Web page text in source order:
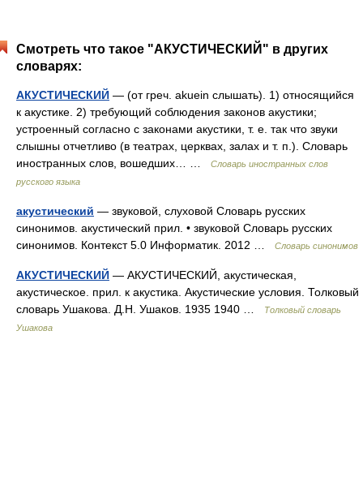
Смотреть что такое "АКУСТИЧЕСКИЙ" в других
словарях:
АКУСТИЧЕСКИЙ — (от греч. akuein слышать). 1) относящийся
к акустике. 2) требующий соблюдения законов акустики;
устроенный согласно с законами акустики, т. е. так что звуки
слышны отчетливо (в театрах, церквах, залах и т. п.). Словарь
иностранных слов, вошедших… …
Словарь иностранных слов
русского языка
акустический — звуковой, слуховой Словарь русских
синонимов. акустический прил. • звуковой Словарь русских
синонимов. Контекст 5.0 Информатик. 2012 …
Словарь синонимов
АКУСТИЧЕСКИЙ — АКУСТИЧЕСКИЙ, акустическая,
акустическое. прил. к акустика. Акустические условия. Толковый
словарь Ушакова. Д.Н. Ушаков. 1935 1940 …
Толковый словарь
Ушакова